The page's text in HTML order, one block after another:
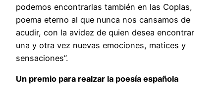
podemos encontrarlas también en las Coplas,
poema eterno al que nunca nos cansamos de
acudir, con la avidez de quien desea encontrar
una y otra vez nuevas emociones, matices y
sensaciones”.
Un premio para realzar la poesía española